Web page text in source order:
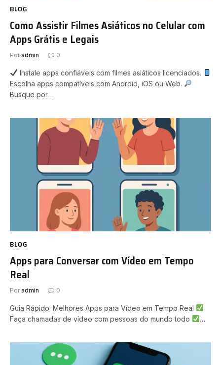
BLOG
Como Assistir Filmes Asiáticos no Celular com
Apps Grátis e Legais
Por admin 0
Instale apps confiáveis com filmes asiáticos licenciados.
Escolha apps compatíveis com Android, iOS ou Web.
Busque por…
BLOG
Apps para Conversar com Vídeo em Tempo
Real
Por admin 0
Guia Rápido: Melhores Apps para Vídeo em Tempo Real
Faça chamadas de vídeo com pessoas do mundo todo
…